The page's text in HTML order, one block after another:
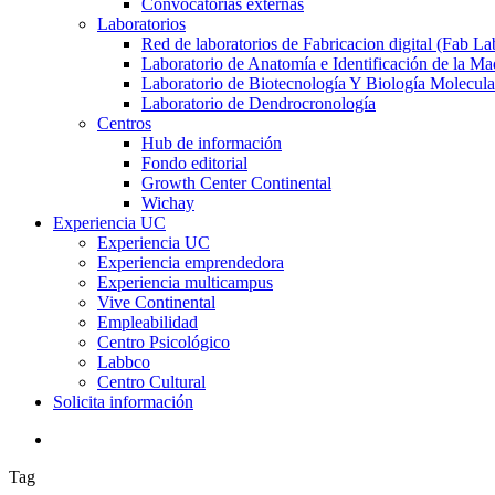
Convocatorias externas
Laboratorios
Red de laboratorios de Fabricacion digital (Fab
Laboratorio de Anatomía e Identificación de la
Laboratorio de Biotecnología Y Biología
Laboratorio de Dendrocronología
Centros
Hub de información
Fondo editorial
Growth Center Continental
Wichay
Experiencia UC
Experiencia UC
Experiencia emprendedora
Experiencia multicampus
Vive Continental
Empleabilidad
Centro Psicológico
Labbco
Centro Cultural
Solicita información
Tag